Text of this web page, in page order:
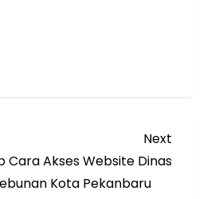
Post
Next
Cara Akses Website Dinas
Kota Pekanbaru